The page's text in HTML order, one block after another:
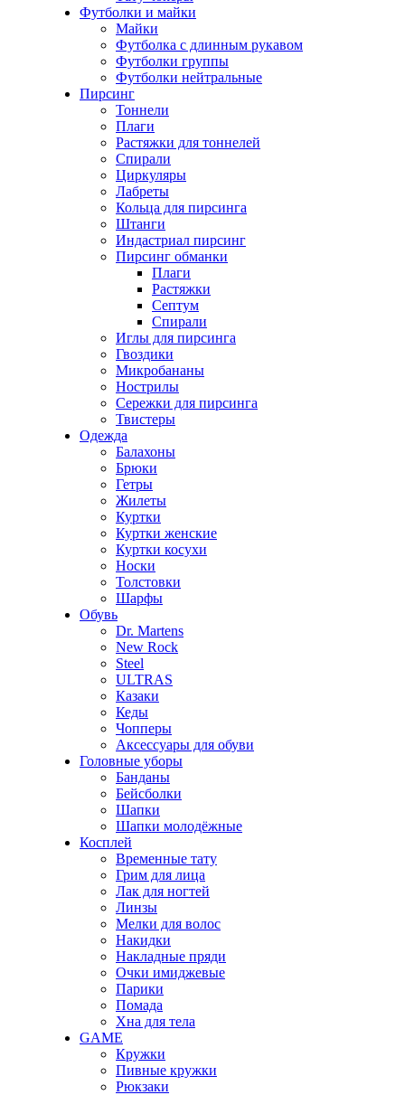
Футболки и майки
Майки
Футболка с длинным рукавом
Футболки группы
Футболки нейтральные
Пирсинг
Тоннели
Плаги
Растяжки для тоннелей
Спирали
Циркуляры
Лабреты
Кольца для пирсинга
Штанги
Индастриал пирсинг
Пирсинг обманки
Плаги
Растяжки
Септум
Спирали
Иглы для пирсинга
Гвоздики
Микробананы
Нострилы
Сережки для пирсинга
Твистеры
Одежда
Балахоны
Брюки
Гетры
Жилеты
Куртки
Куртки женские
Куртки косухи
Носки
Толстовки
Шарфы
Обувь
Dr. Martens
New Rock
Steel
ULTRAS
Казаки
Кеды
Чопперы
Аксессуары для обуви
Головные уборы
Банданы
Бейсболки
Шапки
Шапки молодёжные
Косплей
Временные тату
Грим для лица
Лак для ногтей
Линзы
Мелки для волос
Накидки
Накладные пряди
Очки имиджевые
Парики
Помада
Хна для тела
GAME
Кружки
Пивные кружки
Рюкзаки